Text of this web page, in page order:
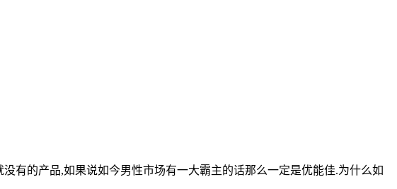
有的产品,如果说如今男性市场有一大霸主的话那么一定是优能佳.为什么如